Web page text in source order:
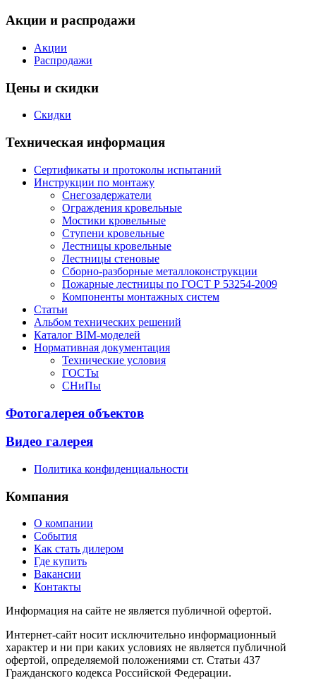
Акции и распродажи
Акции
Распродажи
Цены и скидки
Скидки
Техническая информация
Сертификаты и протоколы испытаний
Инструкции по монтажу
Снегозадержатели
Ограждения кровельные
Мостики кровельные
Ступени кровельные
Лестницы кровельные
Лестницы стеновые
Сборно-разборные металлоконструкции
Пожарные лестницы по ГОСТ Р 53254-2009
Компоненты монтажных систем
Статьи
Альбом технических решений
Каталог BIM-моделей
Нормативная документация
Технические условия
ГОСТы
СНиПы
Фотогалерея объектов
Видео галерея
Политика конфиденциальности
Компания
О компании
События
Как стать дилером
Где купить
Вакансии
Контакты
Информация на сайте не является публичной офертой.
Интернет-сайт носит исключительно информационный
характер и ни при каких условиях не является публичной
офертой, определяемой положениями ст. Статьи 437
Гражданского кодекса Российской Федерации.